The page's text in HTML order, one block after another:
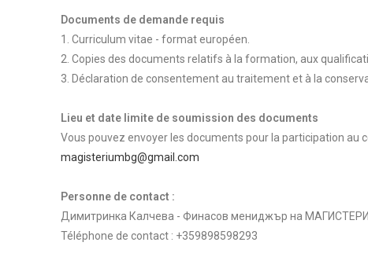
Documents de demande requis
1. Curriculum vitae - format européen.
2. Copies des documents relatifs à la formation, aux
3. Déclaration de consentement au traitement et à la
Lieu et date limite de soumission des documents
Vous pouvez envoyer les documents pour la participation au
magisteriumbg@gmail.com
Personne de contact :
Димитринка Калчева - Финасов мениджър на
Téléphone de contact : +359898598293